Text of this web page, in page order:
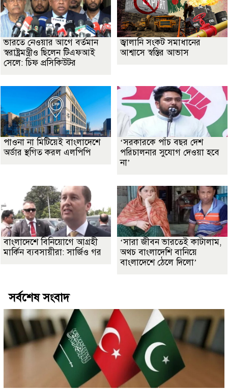
ভারতে নেওয়ার আগে বর্তমান
স্বরাষ্ট্রমন্ত্রীও ছিলেন টিএফআই
সেলে: চিফ প্রসিকিউটর
জ্বালানি সংকট সমাধানের
আশ্বাসে স্বস্তির আভাস
পাওনা না মিটিয়েই বাংলাদেশে
অর্ডার স্থগিত করল এলপিপি
‘সরকারকে পাঁচ বছর দেশ
পরিচালনার সুযোগ দেওয়া হবে
না’
বাংলাদেশে বিনিয়োগে আগ্রহী
মার্কিন ব্যবসায়ীরা: সার্জিও গর
‘সারা জীবন ভারতেই কাটালাম,
অথচ বাংলাদেশি বানিয়ে
বাংলাদেশে ঠেলে দিলো’
সর্বশেষ সংবাদ